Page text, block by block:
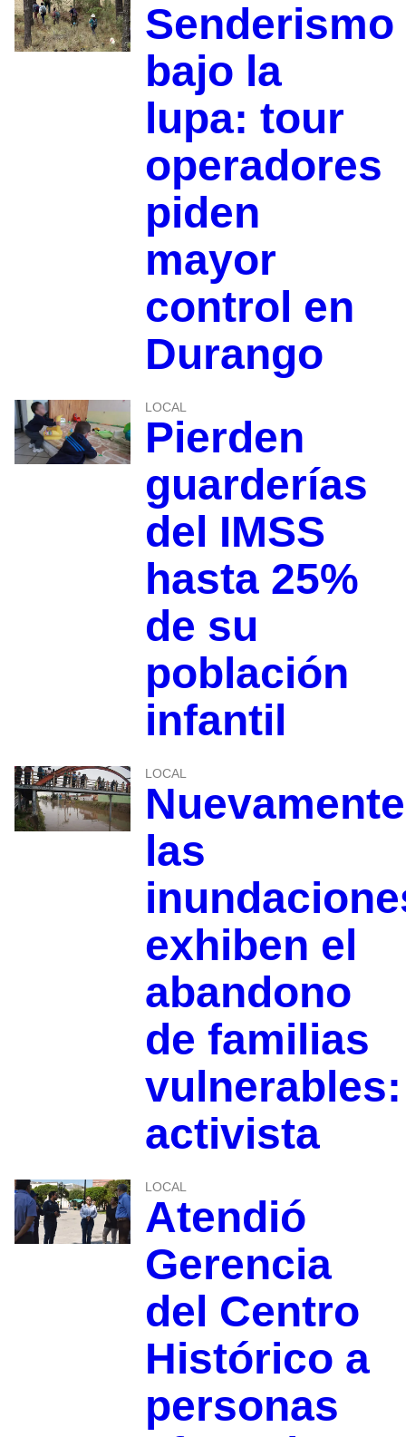
Senderismo
bajo la
lupa: tour
operadores
piden
mayor
control en
Durango
LOCAL
Pierden
guarderías
del IMSS
hasta 25%
de su
población
infantil
LOCAL
Nuevamente
las
exhiben el
abandono
de familias
vulnerables:
activista
LOCAL
Atendió
Gerencia
del Centro
Histórico a
personas